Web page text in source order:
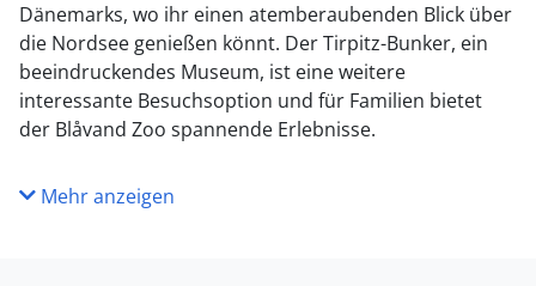
Dänemarks, wo ihr einen atemberaubenden Blick über
die Nordsee genießen könnt. Der Tirpitz-Bunker, ein
beeindruckendes Museum, ist eine weitere
interessante Besuchsoption und für Familien bietet
der Blåvand Zoo spannende Erlebnisse.
Mehr anzeigen